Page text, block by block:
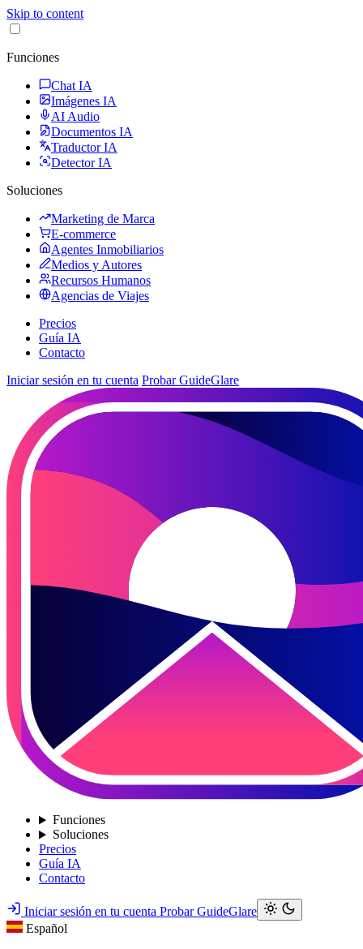
Skip to content
Funciones
Chat IA
Imágenes IA
AI Audio
Documentos IA
Traductor IA
Detector IA
Soluciones
Marketing de Marca
E-commerce
Agentes Inmobiliarios
Medios y Autores
Recursos Humanos
Agencias de Viajes
Precios
Guía IA
Contacto
Iniciar sesión en tu cuenta Probar GuideGlare
Funciones
Soluciones
Precios
Guía IA
Contacto
Iniciar sesión en tu cuenta Probar GuideGlare
Español